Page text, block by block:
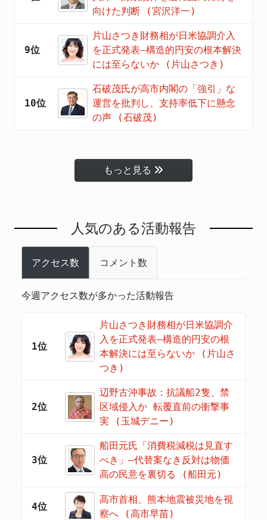
向けた判断 (宮沢洋一)
9位
片山さつき財務相が日米協調介入
を正式発表―構造的円安の根本解決
には至らないか (片山さつき)
10位
石破茂氏が高市内閣の「強引」な
運営を批判し、支持率低下に懸念
の声 (石破茂)
もっと見る
人気のある活動報告
アクセス数 コメント数
今週アクセス数が多かった活動報告
1位
片山さつき財務相が日米協調介
入を正式発表―構造的円安の根
本解決には至らないか (片山さ
つき)
2位
辺野古沖事故：抗議船2隻、禁
区域侵入か 転覆直前の衝撃事
実 (玉城デニー)
3位
船田元氏「消費税減税は見直す
べき」―代替案なき反対は物価
高の民意を裏切る (船田元)
4位
高市首相、熊本地震被災地を視
察へ (高市早苗)